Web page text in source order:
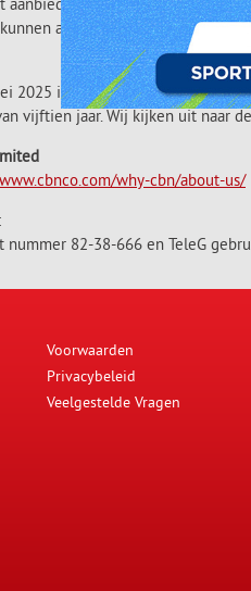
aanbieden.
2025 in het bezit van een
vijftien jaar. Wij kijken uit naar
why-cbn/about-us/
nummer 82-38-666 en TeleG
Voorwaarden
Privacybeleid
Veelgestelde Vragen